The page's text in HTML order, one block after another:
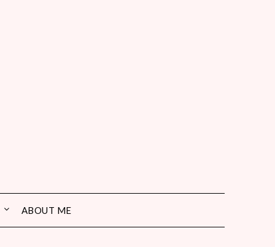
ABOUT ME